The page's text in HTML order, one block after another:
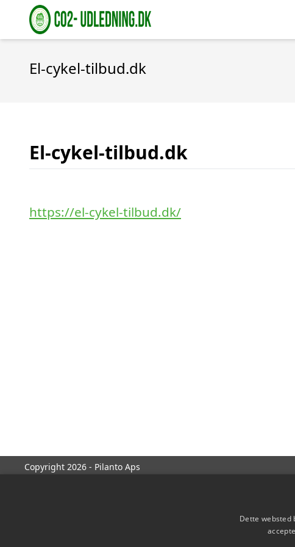
El-cykel-tilbud.dk
El-cykel-tilbud.dk
https://el-cykel-tilbud.dk/
Copyright 2026 - Pilanto Aps
Dette websted